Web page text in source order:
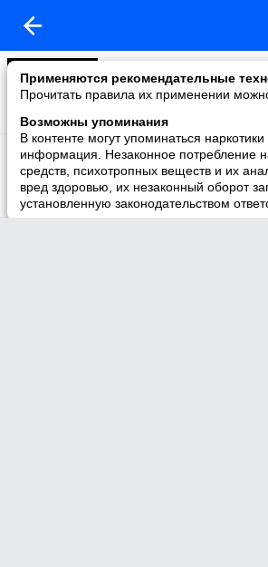
Применяются рекомендательные
Прочитать правила их применении
Возможны упоминания
В контенте могут упоминаться
информация. Незаконное потребление
средств, психотропных веществ и их
вред здоровью, их незаконный оборот
установленную законодательством
4 видео
Без названия
1 видео